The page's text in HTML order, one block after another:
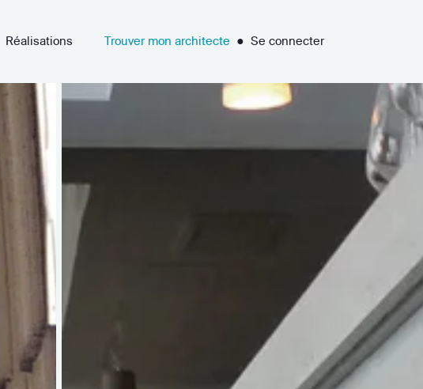
Réalisations Trouver mon architecte ● Se connecter